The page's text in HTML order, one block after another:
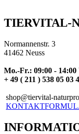
TIERVITAL-
Normannenstr. 3
41462 Neuss
Mo.-Fr.: 09:00 -
+ 49 ( 211 ) 538 05 03 4
shop@tiervital-